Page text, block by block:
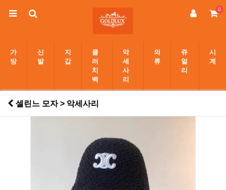
0
가
방
신
발
지
갑
클
러
치
백
악
세
사
리
의
류
쥬
얼
리
시
계
셀린느 모자 > 악세사리